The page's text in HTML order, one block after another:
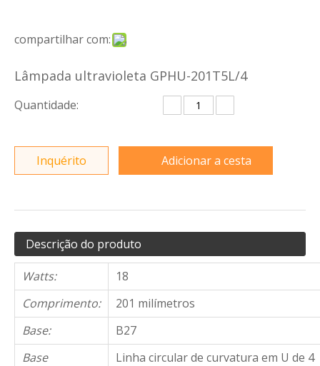
compartilhar com:
Lâmpada ultravioleta GPHU-201T5L/4
Quantidade:
Inquérito Adicionar a cesta
Descrição do produto
Watts:
18
Comprimento:
201 milímetros
Base:
B27
Base
Linha circular de curvatura em U de 4